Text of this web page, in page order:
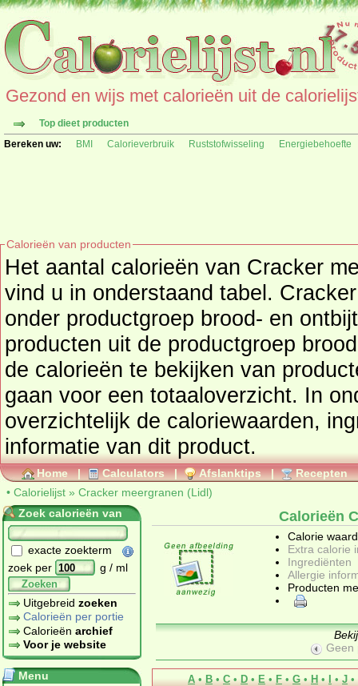
Gezond en wijs met calorieën uit de
Top dieet producten
Bereken uw:
BMI Calorieverbruik Ruststofwisseling Energiebehoefte
Calorieën van producten
Het aantal calorieën van Cracker
vind u in onderstaand tabel.
onder productgroep brood- en ontbijtproducten, kijk hier voor
producten uit de productgroep
de calorieën te bekijken van
gaan voor een totaaloverzicht. In onderstaand tabel vindt u
overzichtelijk de caloriewaarden, ingrediënten en allergenen
informatie van dit product.
Home | Calculators | Afslanktips | Recepten
• Calorielijst » Cracker meergranen (Lidl)
Zoek calorieën van
exacte zoekterm
zoek per
g / ml
Zoeken
Uitgebreid zoeken
Calorieën per portie
Calorieën archief
Voor je website
Menu
Calorieën
Calorie
Extra calorie
Ingrediënten
Allergie
Producten
Geen
A • B • C • D • E • F • G • H • I • J •